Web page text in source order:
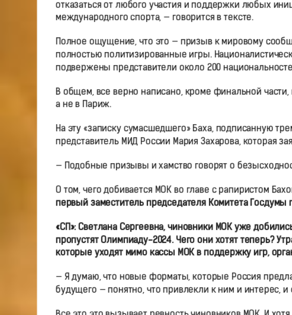
отказаться от любого участия и поддержки любых
международного спорта, — говорится в тексте.
Полное ощущение, что это — призыв к мировому
полностью политизированные игры.
подвержены представители около 200
В общем, все верно написано, кроме финальной
а не в Париж.
На эту «записку сумасшедшего» Баха, подписанную
представитель МИД России Мария Захарова, которая
— Подобные призывы и хамство говорят о
О том, чего добивается МОК во главе с рапиристом
первый заместитель председателя Комитета
«СП»: Светлана Сергеевна, чиновники МОК уже
пропустят Олимпиаду-2024. Чего они хотят теперь?
которые уходят мимо кассы МОК в поддержку игр,
— Я думаю, что новые форматы, которые Россия
будущего — понятно, что привлекли к ним и интерес, и